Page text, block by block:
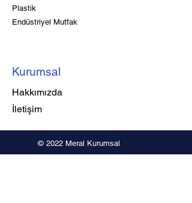
Plastik
Endüstriyel Mutfak
Kurumsal
Hakkımızda
İletişim
© 2022 Meral Kurumsal